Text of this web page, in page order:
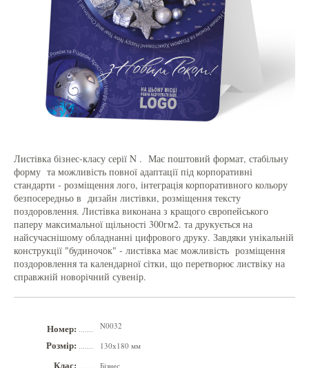
Листівка бізнес-класу серії N . Має поштовий формат, стабільну
форму та можливість повної адаптації під корпоративні
стандарти - розміщення лого, інтеграція корпоративного кольору
безпосередньо в дизайн листівки, розміщення тексту
поздоровлення. Листівка виконана з кращого європейського
паперу максимальної щільності 300гм2. та друкується на
найсучаснішому обладнанні цифрового друку. Завдяки унікальній
конструкції "будиночок" - листівка має можливість розміщення
поздоровлення та календарної сітки, що перетворює листвіку на
справжній новорічний сувенір.
Номер: N0032
Розмір: 130х180 мм
Клас: Бізнес